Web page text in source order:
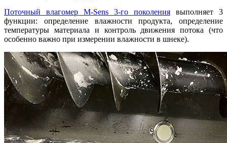
Поточный влагомер M-Sens 3-го поколения выполняет 3
функции: определение влажности продукта, определение
температуры материала и контроль движения потока (что
особенно важно при измерении влажности в шнеке).